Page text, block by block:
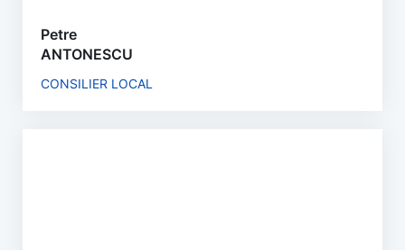
Petre
ANTONESCU
CONSILIER LOCAL